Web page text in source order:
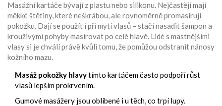
Masážní kartáče bývají z plastu nebo silikonu. Nejčastěji mají
měkké štětiny, které neškrábou, ale rovnoměrně promasírují
pokožku. Dají se použít i při mytí vlasů – stačí nasadit šampon a
krouživými pohyby masírovat po celé hlavě. Lidé s mastnějšími
vlasy si je chválí právě kvůli tomu, že pomůžou odstranit nánosy
kožního mazu.
Masáž pokožky hlavytímto kartáčem často podpoří růst
vlasů lepším prokrvením.
Gumové masážery jsou oblíbené i u těch, co trpí lupy.